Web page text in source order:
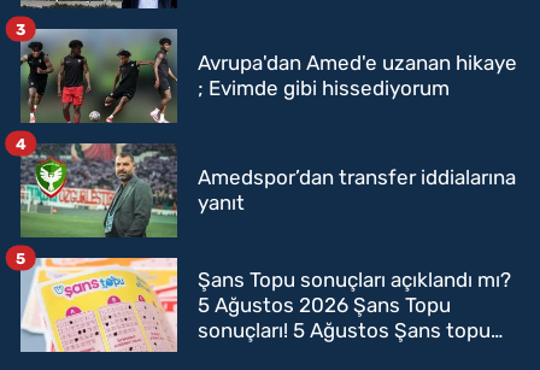
Avrupa'dan Amed'e uzanan hikaye
; Evimde gibi hissediyorum
3
Amedspor’dan transfer iddialarına
yanıt
4
Şans Topu sonuçları açıklandı mı?
5 Ağustos 2026 Şans Topu
sonuçları! 5 Ağustos Şans topu
5